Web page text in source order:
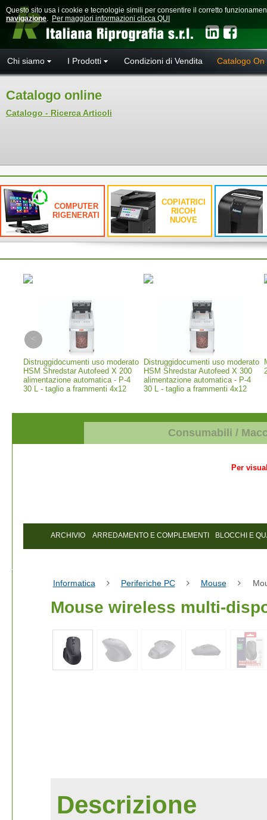
Questo sito usa i cookie e tecnologie simili per consentire il corretto
navigazione. Per maggiori informazioni clicca QUI
Chi siamo I Prodotti Condizioni di Vendita Catalogo On
Catalogo online
Catalogo - Ricerca Articoli
COMPUTER
RIGENERATI
COPIATRICI
RICOH
NUOVE
Distruggidocumenti uso moderato
HSM Shredstar Autofeed X 200
alimentazione automatica - P-4
30 L - taglio a frammenti 4x12
Distruggidocumenti uso moderato
HSM Shredstar Autofeed X 300
alimentazione automatica - P-4
30 L - taglio a frammenti 4x12
Consumabili /
Per
ARCHIVIO ARREDAMENTO E COMPLEMENTI BLOCCHI E
Informatica Periferiche PC Mouse
Mouse wireless multi-
Descrizione